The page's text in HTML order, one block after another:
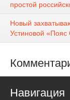
простой
Новый
Устиновой
Навигация